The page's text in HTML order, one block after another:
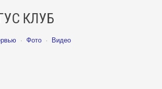
КЛУБ
· Фото · Видео